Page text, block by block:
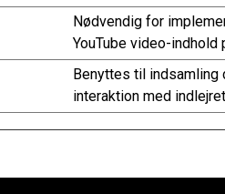
Nødvendig for
YouTube video-indhold
Benyttes til indsamling
interaktion med